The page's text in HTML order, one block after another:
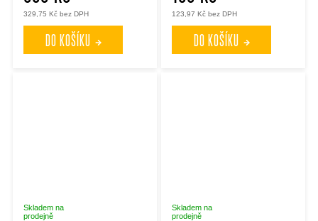
329,75 Kč bez DPH
DO KOŠÍKU
123,97 Kč bez DPH
DO KOŠÍKU
Skladem na
prodejně
Skladem na
prodejně